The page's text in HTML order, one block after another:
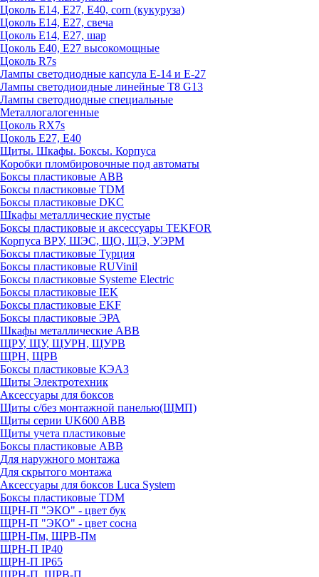
Цоколь Е14, Е27, Е40, corn (кукуруза)
Цоколь Е14, Е27, свеча
Цоколь Е14, Е27, шар
Цоколь Е40, Е27 высокомощные
Цоколь R7s
Лампы светодиодные капсула Е-14 и Е-27
Лампы светодиоидные линейные T8 G13
Лампы светодиодные специальные
Металлогалогенные
Цоколь RX7s
Цоколь Е27, E40
Щиты. Шкафы. Боксы. Корпуса
Коробки пломбировочные под автоматы
Боксы пластиковые ABB
Боксы пластиковые TDM
Боксы пластиковые DKC
Шкафы металлические пустые
Боксы пластиковые и аксессуары TEKFOR
Корпуса ВРУ, ШЭС, ЩО, ЩЭ, УЭРМ
Боксы пластиковые Турция
Боксы пластиковые RUVinil
Боксы пластиковые Systeme Electric
Боксы пластиковые IEK
Боксы пластиковые EKF
Боксы пластиковые ЭРА
Шкафы металлические ABB
ЩРУ, ЩУ, ЩУРН, ЩУРВ
ЩРН, ЩРВ
Боксы пластиковые КЭАЗ
Щиты Электротехник
Аксессуары для боксов
Щиты с/без монтажной панелью(ЩМП)
Щиты серии UK600 ABB
Щиты учета пластиковые
Боксы пластиковые ABB
Для наружного монтажа
Для скрытого монтажа
Аксессуары для боксов Luca System
Боксы пластиковые TDM
ЩРН-П "ЭКО" - цвет бук
ЩРН-П "ЭКО" - цвет сосна
ЩРН-Пм, ЩРВ-Пм
ЩРН-П IP40
ЩРН-П IP65
ЩРН-П, ЩРВ-П